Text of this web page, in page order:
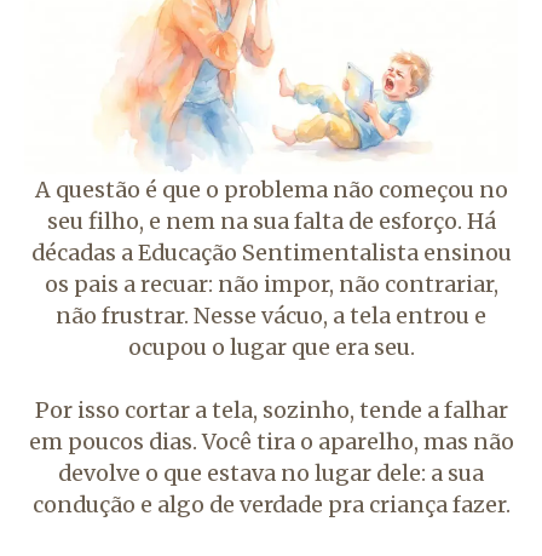
A questão é que o problema não começou no
seu filho, e nem na sua falta de esforço. Há
décadas a Educação Sentimentalista ensinou
os pais a recuar: não impor, não contrariar,
não frustrar. Nesse vácuo, a tela entrou e
ocupou o lugar que era seu.
Por isso cortar a tela, sozinho, tende a falhar
em poucos dias. Você tira o aparelho, mas não
devolve o que estava no lugar dele: a sua
condução e algo de verdade pra criança fazer.